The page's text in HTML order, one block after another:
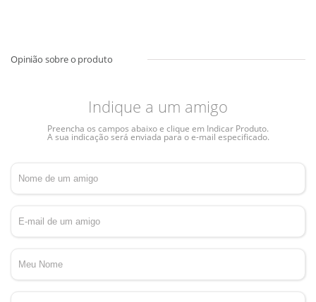
Indique a um amigo
Preencha os campos abaixo e clique em Indicar Produto.
A sua indicação será enviada para o e-mail especificado.